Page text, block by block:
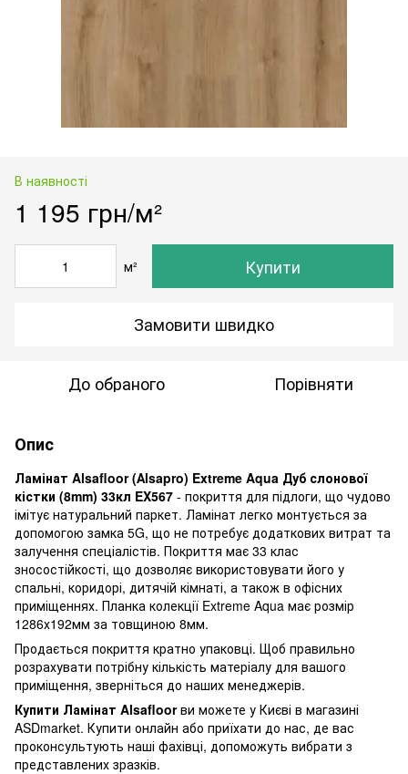
В наявності
1 195 грн/м²
м² Купити
Замовити швидко
До обраного Порівняти
Опис
Ламінат Alsafloor (Аlsapro) Extreme Aqua Дуб слонової
кістки (8mm) 33кл EX567 - покриття для підлоги, що чудово
імітує натуральний паркет. Ламінат легко монтується за
допомогою замка 5G, що не потребує додаткових витрат та
залучення спеціалістів. Покриття має 33 клас
зносостійкості, що дозволяє використовувати його у
спальні, коридорі, дитячій кімнаті, а також в офісних
приміщеннях. Планка колекції Extreme Aqua має розмір
1286х192мм за товщиною 8мм.
Продається покриття кратно упаковці. Щоб правильно
розрахувати потрібну кількість матеріалу для вашого
приміщення, зверніться до наших менеджерів.
Купити Ламінат Alsafloorви можете у Києві в магазині
ASDmarket. Купити онлайн або приїхати до нас, де вас
проконсультують наші фахівці, допоможуть вибрати з
представлених зразків.